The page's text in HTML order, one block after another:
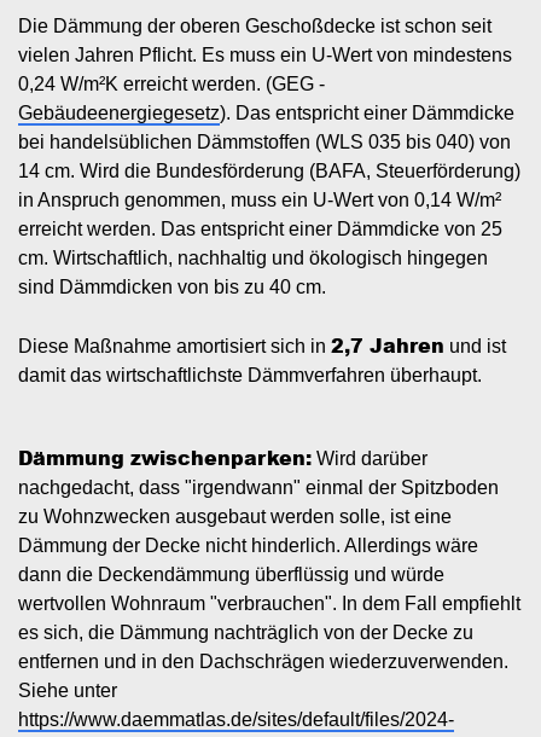
Die Dämmung der oberen Geschoßdecke ist schon seit
vielen Jahren Pflicht. Es muss ein U-Wert von mindestens
0,24 W/m²K erreicht werden. (GEG -
Gebäudeenergiegesetz). Das entspricht einer Dämmdicke
bei handelsüblichen Dämmstoffen (WLS 035 bis 040) von
14 cm. Wird die Bundesförderung (BAFA, Steuerförderung)
in Anspruch genommen, muss ein U-Wert von 0,14 W/m²
erreicht werden. Das entspricht einer Dämmdicke von 25
cm. Wirtschaftlich, nachhaltig und ökologisch hingegen
sind Dämmdicken von bis zu 40 cm.
Diese Maßnahme amortisiert sich in 2,7 Jahren und ist
damit das wirtschaftlichste Dämmverfahren überhaupt.
Dämmung zwischenparken: Wird darüber
nachgedacht, dass "irgendwann" einmal der Spitzboden
zu Wohnzwecken ausgebaut werden solle, ist eine
Dämmung der Decke nicht hinderlich. Allerdings wäre
dann die Deckendämmung überflüssig und würde
wertvollen Wohnraum "verbrauchen". In dem Fall empfiehlt
es sich, die Dämmung nachträglich von der Decke zu
entfernen und in den Dachschrägen wiederzuverwenden.
Siehe unter
https://www.daemmatlas.de/sites/default/files/2024-